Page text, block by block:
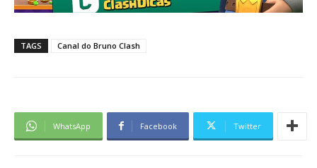
TAGS Canal do Bruno Clash
WhatsApp Facebook Twitter